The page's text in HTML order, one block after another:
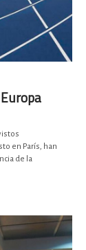
en París, han
de la